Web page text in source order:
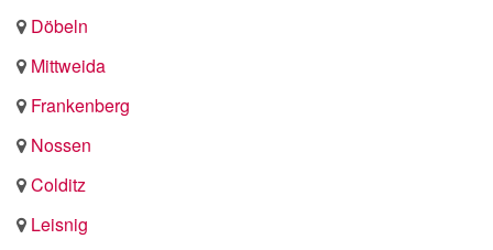
Döbeln
Mittweida
Frankenberg
Nossen
Colditz
Leisnig